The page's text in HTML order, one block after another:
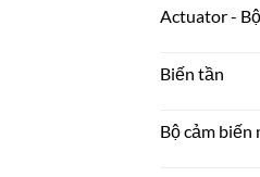
Actuator -
Biến tần
Bộ cảm biến